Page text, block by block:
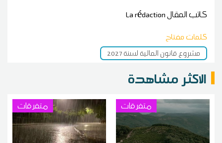
كاتب المقالLa rédaction
كلمات مفتاح
مشروع قانون المالية لسنة 2027
الاكثر مشاهدة
متفرقات متفرقات